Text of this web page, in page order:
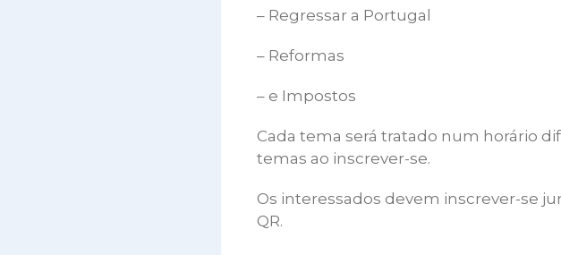
– Regressar a Portugal
– Reformas
– e Impostos
Cada tema será tratado num horário
temas ao inscrever-se.
Os interessados devem inscrever-se
QR.